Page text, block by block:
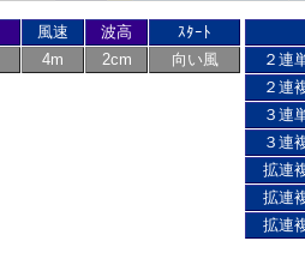
風速 波高
ｽﾀｰﾄ
4m 2cm 向い風
２連
２連
３連
３連
拡連
拡連
拡連